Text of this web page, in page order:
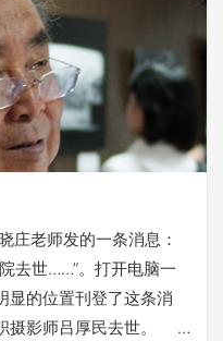
师发的一条消息：
去世……”。打开电脑一
显的位置刊登了这条消
职摄影师吕厚民去世。